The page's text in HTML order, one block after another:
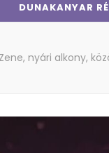
DUNAKANYAR
nyári alkony,